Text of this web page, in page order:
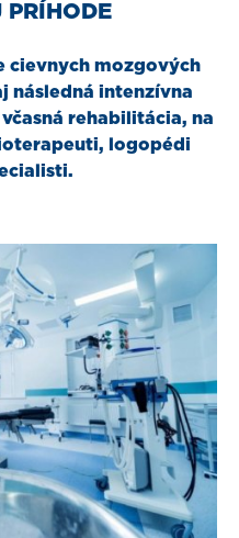
PRÍHODE
cievnych mozgových
následná intenzívna
rehabilitácia, na
logopédi